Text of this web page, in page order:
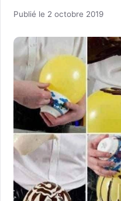
Publié le 2 octobre 2019